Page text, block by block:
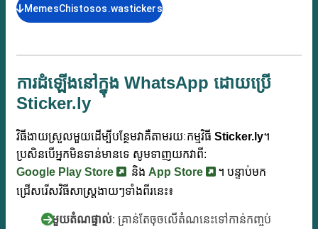
MemesChistosos.wastickers
ការដំឡើងនៅក្នុង WhatsApp ដោយប្រើ
Sticker.ly
វិធីងាយស្រួលមួយដើម្បីបន្ថែមវាគឺតាមរយៈកម្មវិធី Sticker.ly។
ប្រសិនបើអ្នកមិនទាន់មានទេ សូមទាញយកវាពី:
Google Play Store
និង App Store
។ បន្ទាប់មក
ជ្រើសរើសវិធីសាស្ត្រងាយៗទាំងពីរនេះ៖
ជាមួយតំណផ្ទាល់: គ្រាន់តែចុចលើតំណនេះទៅកាន់កញ្ចប់